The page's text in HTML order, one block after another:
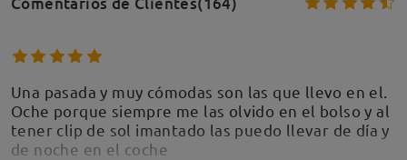
Una pasada y muy cómodas son las que llevo en el.
Oche porque siempre me las olvido en el bolso y al
tener clip de sol imantado las puedo llevar de día y
de noche en el coche